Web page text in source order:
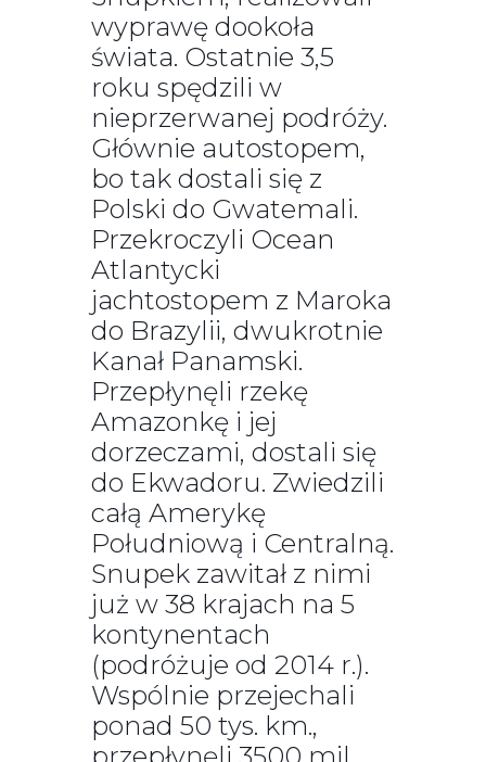
wyprawę dookoła
świata. Ostatnie 3,5
roku spędzili w
nieprzerwanej podróży.
Głównie autostopem,
bo tak dostali się z
Polski do Gwatemali.
Przekroczyli Ocean
Atlantycki
jachtostopem z Maroka
do Brazylii, dwukrotnie
Kanał Panamski.
Przepłynęli rzekę
Amazonkę i jej
dorzeczami, dostali się
do Ekwadoru. Zwiedzili
całą Amerykę
Południową i Centralną.
Snupek zawitał z nimi
już w 38 krajach na 5
kontynentach
(podróżuje od 2014 r.).
Wspólnie przejechali
ponad 50 tys. km.,